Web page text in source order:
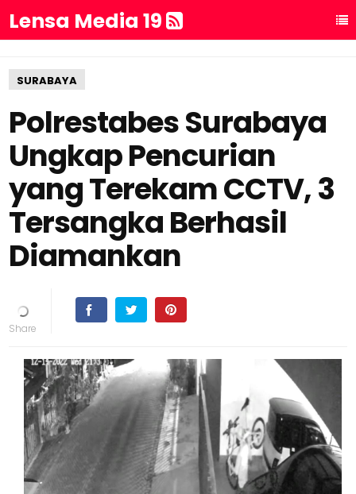
Lensa Media 19
SURABAYA
Polrestabes Surabaya
Ungkap Pencurian
yang Terekam CCTV, 3
Tersangka Berhasil
Diamankan